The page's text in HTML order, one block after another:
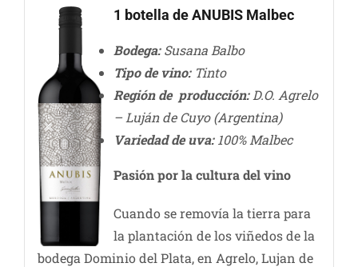
1 botella de ANUBIS Malbec
Bodega:Susana Balbo
Tipo de vino: Tinto
Región de producción:D.O. Agrelo
– Luján de Cuyo (Argentina)
Variedad de uva:100% Malbec
Pasión por la cultura del vino
Cuando se removía la tierra para
la plantación de los viñedos de la
bodega Dominio del Plata, en Agrelo, Lujan de